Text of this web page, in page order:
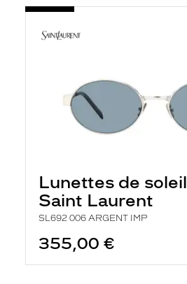
Lunettes de soleil
Saint Laurent
SL692 006 ARGENT IMP
355,00 €